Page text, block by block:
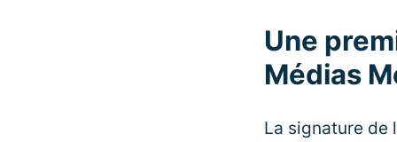
Une
Médias
La signature de